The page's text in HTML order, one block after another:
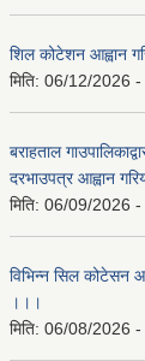
शिल कोटेशन आह्वान
मिति: 06/12/2026 -
बराहताल
दरभाउपत्र आह्वान
मिति: 06/09/2026 -
विभिन्न सिल कोटेसन
।।।
मिति: 06/08/2026 -